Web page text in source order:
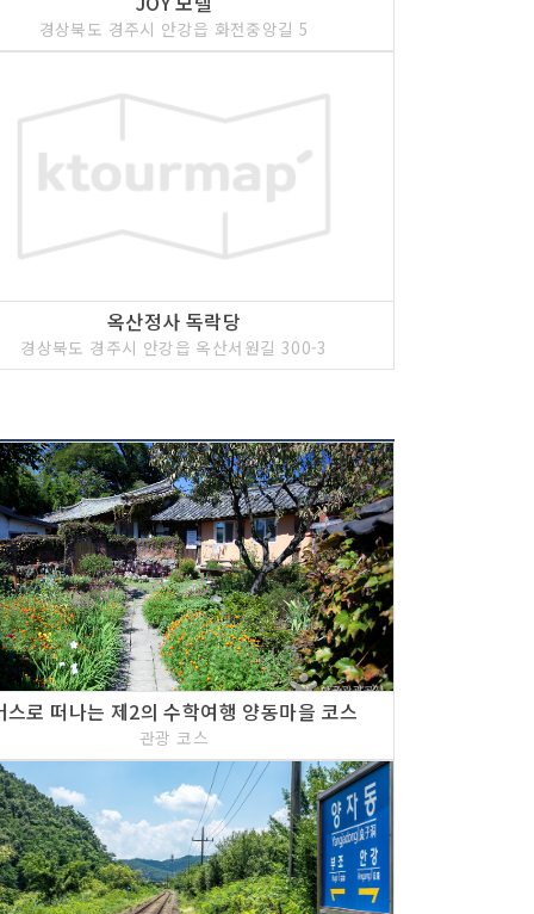
경상북도 경주시 안강읍 화전중앙길 5
옥산정사 독락당
경상북도 경주시 안강읍 옥산서원길 300-3
스로 떠나는 제2의 수학여행 양동마을 코스
관광 코스